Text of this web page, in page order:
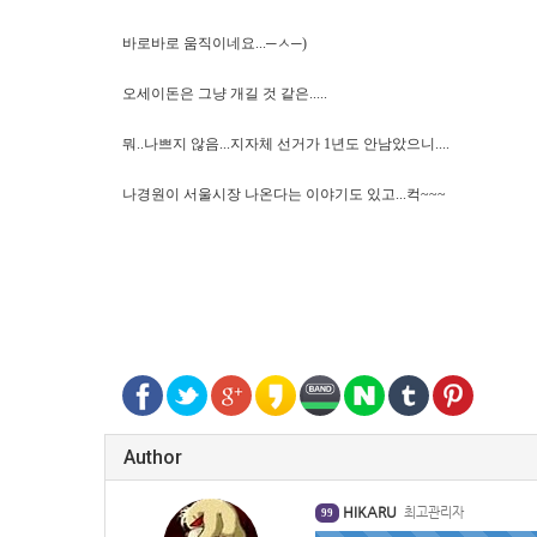
바로바로 움직이네요...─ㅅ─)
오세이돈은 그냥 개길 것 같은.....
뭐..나쁘지 않음...지자체 선거가 1년도 안남았으니....
나경원이 서울시장 나온다는 이야기도 있고...컥~~~
Author
99 HIKARU 최고관리자